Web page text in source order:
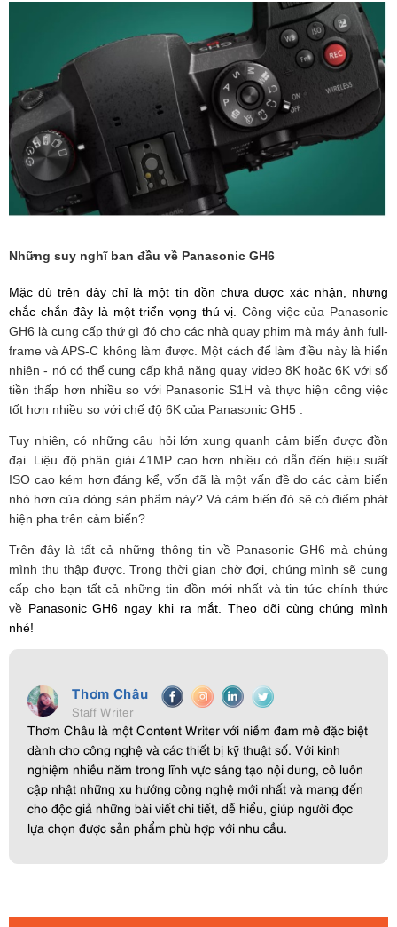
Những suy nghĩ ban đầu về Panasonic GH6
Mặc dù trên đây chỉ là một tin đồn chưa được xác nhận, nhưng
chắc chắn đây là một triển vọng thú vị. Công việc của Panasonic
GH6 là cung cấp thứ gì đó cho các nhà quay phim mà máy ảnh full-
frame và APS-C không làm được. Một cách để làm điều này là hiển
nhiên - nó có thể cung cấp khả năng quay video 8K hoặc 6K với số
tiền thấp hơn nhiều so với Panasonic S1H và thực hiện công việc
tốt hơn nhiều so với chế độ 6K của Panasonic GH5 .
Tuy nhiên, có những câu hỏi lớn xung quanh cảm biến được đồn
đại. Liệu độ phân giải 41MP cao hơn nhiều có dẫn đến hiệu suất
ISO cao kém hơn đáng kể, vốn đã là một vấn đề do các cảm biến
nhỏ hơn của dòng sản phẩm này? Và cảm biến đó sẽ có điểm phát
hiện pha trên cảm biến?
Trên đây là tất cả những thông tin về Panasonic GH6 mà chúng
mình thu thập được. Trong thời gian chờ đợi, chúng mình sẽ cung
cấp cho bạn tất cả những tin đồn mới nhất và tin tức chính thức
về Panasonic GH6 ngay khi ra mắt. Theo dõi cùng chúng mình
nhé!
Thơm Châu
Staff Writer
Thơm Châu là một Content Writer với niềm đam mê đặc biệt
dành cho công nghệ và các thiết bị kỹ thuật số. Với kinh
nghiệm nhiều năm trong lĩnh vực sáng tạo nội dung, cô luôn
cập nhật những xu hướng công nghệ mới nhất và mang đến
cho độc giả những bài viết chi tiết, dễ hiểu, giúp người đọc
lựa chọn được sản phẩm phù hợp với nhu cầu.